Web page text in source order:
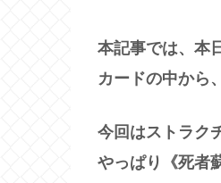
本記事では、本
カードの中から
今回はストラク
やっぱり《死者